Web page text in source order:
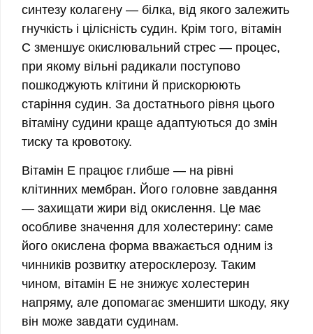
синтезу колагену — білка, від якого залежить
гнучкість і цілісність судин. Крім того, вітамін
C зменшує окислювальний стрес — процес,
при якому вільні радикали поступово
пошкоджують клітини й прискорюють
старіння судин. За достатнього рівня цього
вітаміну судини краще адаптуються до змін
тиску та кровотоку.
Вітамін E працює глибше — на рівні
клітинних мембран. Його головне завдання
— захищати жири від окислення. Це має
особливе значення для холестерину: саме
його окислена форма вважається одним із
чинників розвитку атеросклерозу. Таким
чином, вітамін E не знижує холестерин
напряму, але допомагає зменшити шкоду, яку
він може завдати судинам.